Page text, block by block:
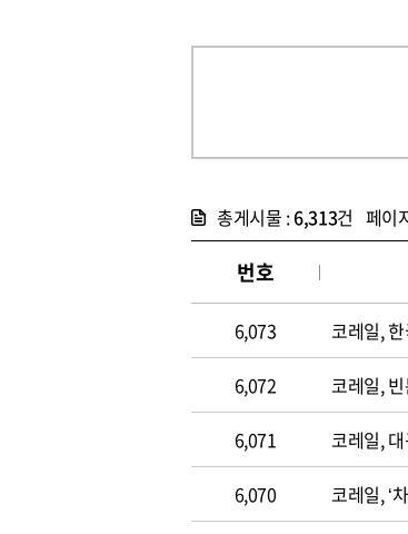
총게시물 :6,313건 페이
번호
6,073 코레일,
6,072 코레일, 빈
6,071 코레일,
6,070 코레일, ‘